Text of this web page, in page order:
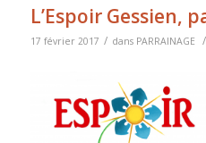
L’Espoir Gessien,
17 février 2017 / dans PARRAINAGE /